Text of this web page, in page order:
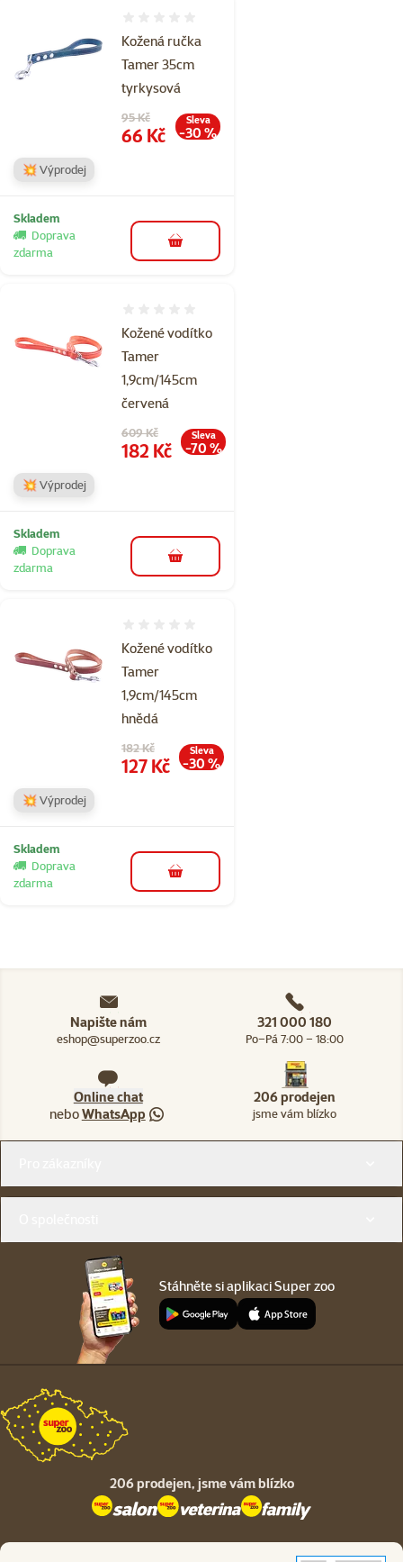
Kožená ručka
Tamer 35cm
tyrkysová
Původní cena
95 Kč
Cena
66 Kč
Sleva
-30 %
💥 Výprodej
Skladem
Doprava
zdarma
do košíku
Kožené vodítko
Tamer
1,9cm/145cm
červená
Původní cena
609 Kč
Cena
182 Kč
Sleva
-70 %
💥 Výprodej
Skladem
Doprava
zdarma
do košíku
Kožené vodítko
Tamer
1,9cm/145cm
hnědá
Původní cena
182 Kč
Cena
127 Kč
Sleva
-30 %
💥 Výprodej
Skladem
Doprava
zdarma
do košíku
Napište nám
eshop@superzoo.cz
321 000 180
Po–Pá 7:00 – 18:00
Online chat
neboWhatsApp
206 prodejen
jsme vám blízko
Stáhněte si aplikaci Super zoo
206 prodejen, jsme vám blízko